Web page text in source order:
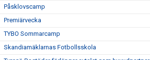
Påsklovscamp
Premiärvecka
TYBO Sommarcamp
Skandiamäklarnas Fotbollsskola